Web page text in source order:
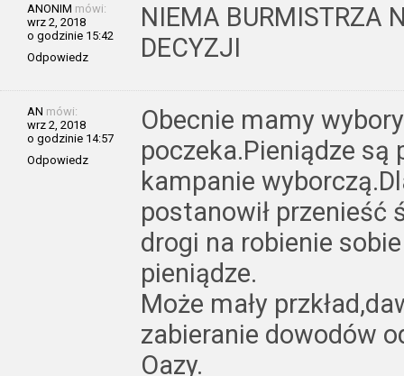
ANONIM mówi:
wrz 2, 2018
o godzinie 15:42
Odpowiedz
NIEMA BURMISTRZA
DECYZJI
AN mówi:
wrz 2, 2018
o godzinie 14:57
Odpowiedz
Obecnie mamy
poczeka.Pieniądze są
kampanie
postanowił przenieść
drogi na robienie
pieniądze.
Może mały
zabieranie dowodów
Oazy.